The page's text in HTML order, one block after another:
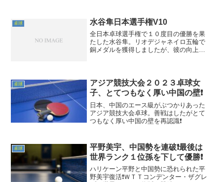
卓球 水谷隼日本選手権V10
全日本卓球選手権で１０度目の優勝を果
たした水谷隼。リオデジャネイロ五輪で
銅メダルを獲得しましたが、彼の向上心
り上がりを見せるはずです。期待してい
ます。
卓球
アジア競技大会２０２３卓球女
子、とてつもなく厚い中国の壁❗
日本、中国のエース級がぶつかりあった
アジア競技大会卓球。善戦はしたがとて
つもなく厚い中国の壁を再認識❗
卓球
平野美宇、中国勢を連破❗最後は
世界ランク１位孫を下して優勝❗
ハリケーン平野と中国勢に恐れられた平
野美宇復活❗ＷＴＴコンデンター・ザグレ